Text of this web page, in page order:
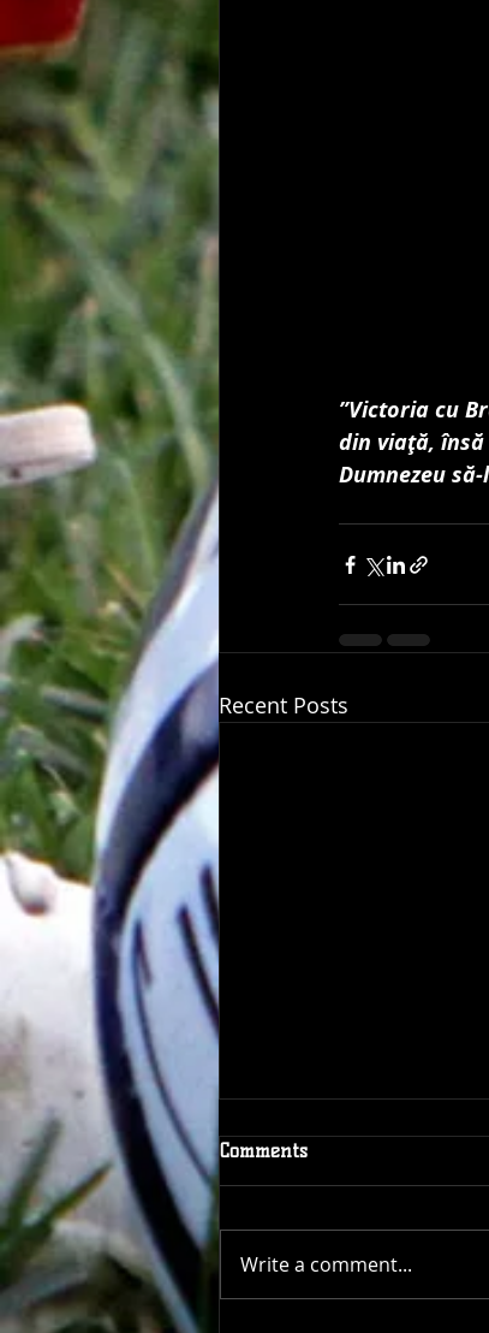
”Victoria cu
din viaţă,
Dumnezeu
Recent Posts
Comments
Write a comment...